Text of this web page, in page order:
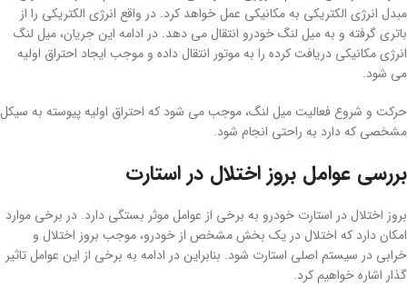
مبدل انرژی الکتریکی به مکانیکی عمل خواهد کرد. در واقع انرژی الکتریکی را از
باتری گرفته و به میل لنگ خودرو انتقال می دهد. در ادامه این جریان، میل لنگ
انرژی مکانیکی دریافت کرده را به موتور انتقال داده و موجب ایجاد احتراق اولیه
می شود.
حرکت و شروع فعالیت میل لنگ، موجب می شود که احتراق اولیه پیوسته به سیکل
مشخصی که دارد به راحتی انجام شود.
بررسی عوامل بروز اختلال در استارت
بروز اختلال در استارت خودرو به برخی از عوامل موثر بستگی دارد. در برخی موارد
امکان دارد که اختلال در یک بخش مشخص از خودرو، موجب بروز اختلال و
خرابی در سیستم اصلی استارت شود. بنابراین در ادامه به برخی از این عوامل تاثیر
گذار اشاره خواهیم کرد.